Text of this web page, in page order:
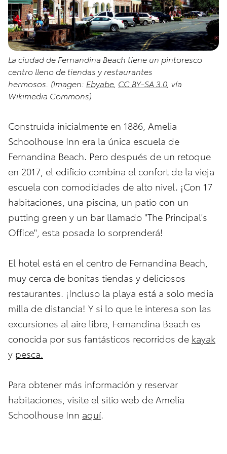
La ciudad de Fernandina Beach tiene un pintoresco
centro lleno de tiendas y restaurantes
hermosos. (Imagen: Ebyabe CC BY-SA 3.0 , vía
Wikimedia Commons)
Construida inicialmente en 1886, Amelia
Schoolhouse Inn era la única escuela de
Fernandina Beach. Pero después de un retoque
en 2017, el edificio combina el confort de la vieja
escuela con comodidades de alto nivel. ¡Con 17
habitaciones, una piscina, un patio con un
putting green y un bar llamado "The Principal's
Office", esta posada lo sorprenderá!
El hotel está en el centro de Fernandina Beach,
muy cerca de bonitas tiendas y deliciosos
restaurantes. ¡Incluso la playa está a solo media
milla de distancia! Y si lo que le interesa son las
excursiones al aire libre, Fernandina Beach es
conocida por sus fantásticos recorridos de kayak
y pesca.
Para obtener más información y reservar
habitaciones, visite el sitio web de Amelia
Schoolhouse Inn aquí.